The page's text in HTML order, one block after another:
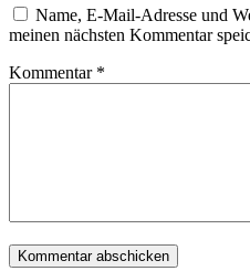
Name, E-Mail-Adresse und
meinen nächsten Kommentar
Kommentar *